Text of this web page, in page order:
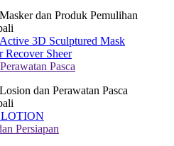
Masker dan Produk Pemulihan
3D Sculptured Mask
Recover Sheer
Pasca
Losion dan Perawatan Pasca
Persiapan